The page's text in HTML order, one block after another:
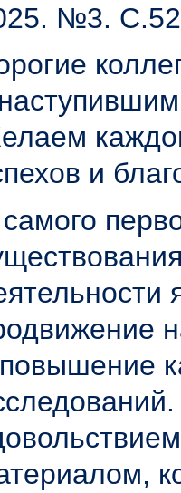
№3.
и